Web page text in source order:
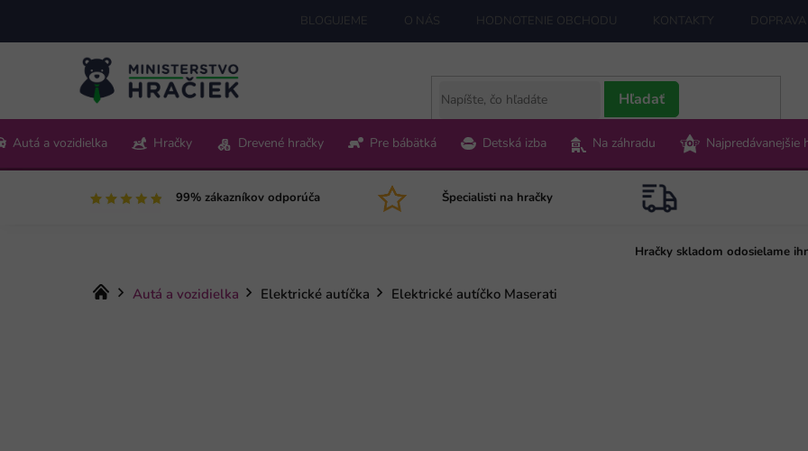
obsah
BLOGUJEME O NÁS HODNOTENIE OBCHODU KONTAKTY
Pon-Pia 9:00-15:00
Hľadať
Autá a vozidielka Hračky Drevené hračky Pre bábätká Detská izba Na záhradu Najpredávanejšie
99% zákazníkov odporúča Špecialisti na hračky
Hračky skladom odosielame
Domov
Autá a vozidielka Elektrické autíčka Elektrické autíčko Maserati